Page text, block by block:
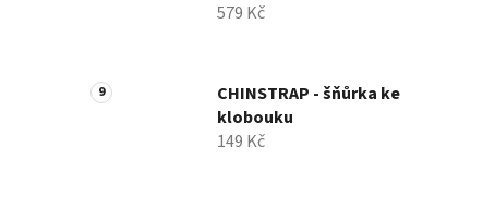
579 Kč
CHINSTRAP - šňůrka ke
klobouku
149 Kč